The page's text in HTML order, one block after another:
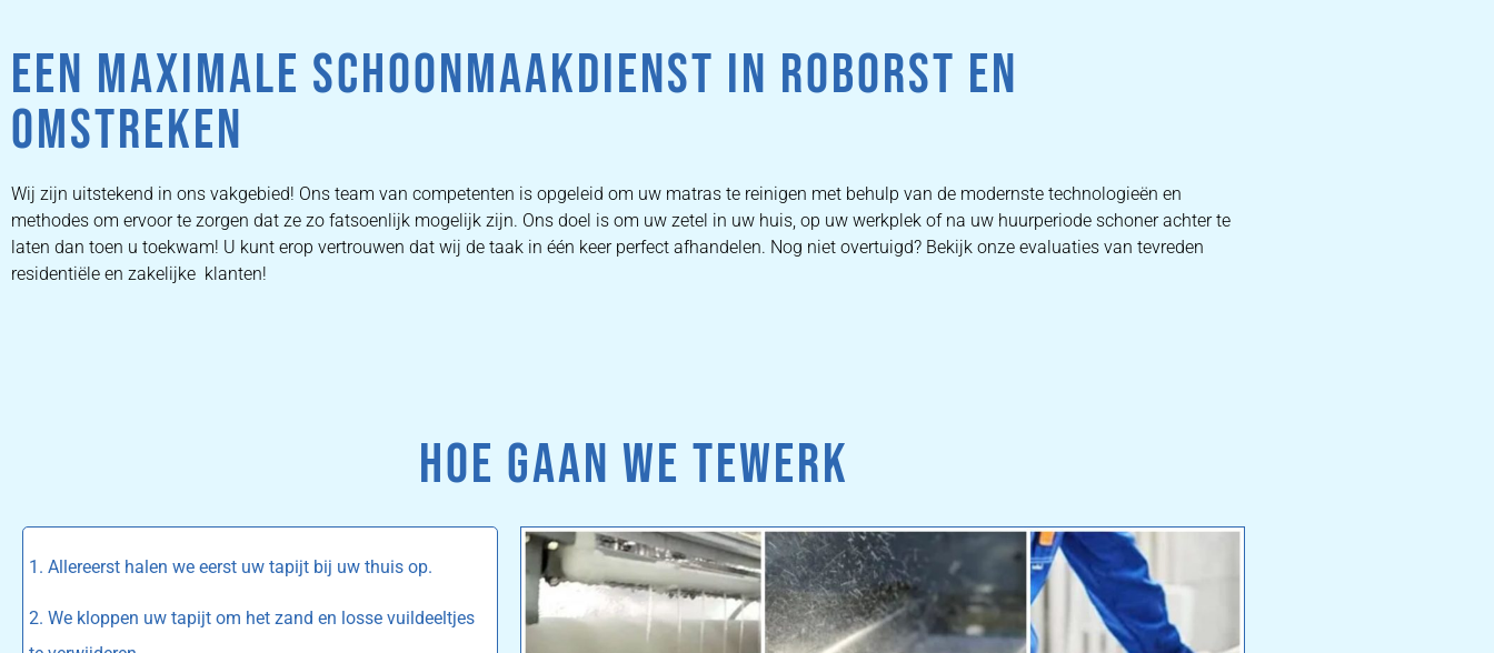
PRIJZEN
EEN MAXIMALE SCHOONMAAKDIENST IN ROBORST EN
OMSTREKEN
Wij zijn uitstekend in ons vakgebied! Ons team van competenten is opgeleid om uw matras te reinigen met behulp van de modernste technologieën en
methodes om ervoor te zorgen dat ze zo fatsoenlijk mogelijk zijn. Ons doel is om uw zetel in uw huis, op uw werkplek of na uw huurperiode schoner achter te
laten dan toen u toekwam! U kunt erop vertrouwen dat wij de taak in één keer perfect afhandelen. Nog niet overtuigd? Bekijk onze evaluaties van tevreden
residentiële en zakelijke klanten!
HOE GAAN WE TEWERK
1. Allereerst halen we eerst uw tapijt bij uw thuis op.
2. We kloppen uw tapijt om het zand en losse vuildeeltjes